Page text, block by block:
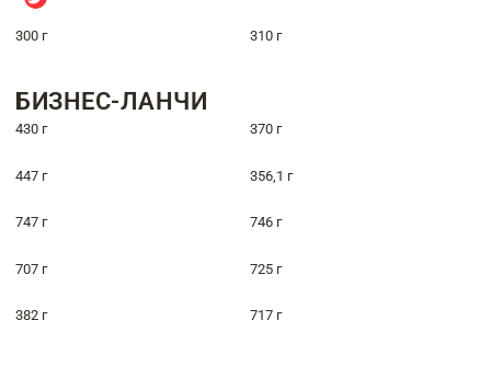
300 г 310 г
БИЗНЕС-ЛАНЧИ
430 г 370 г
447 г 356,1 г
747 г 746 г
707 г 725 г
382 г 717 г